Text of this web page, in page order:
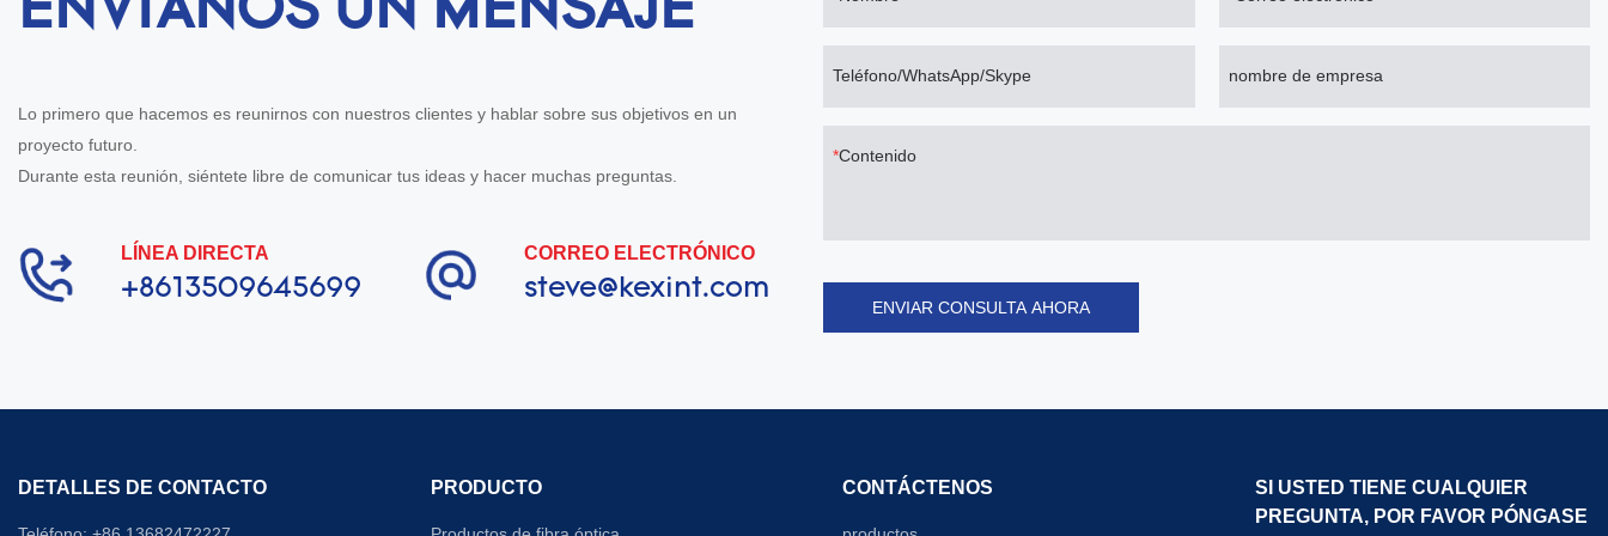
ENVÍANOS UN MENSAJE
Lo primero que hacemos es reunirnos con nuestros clientes y hablar sobre sus objetivos en un
proyecto futuro.
Durante esta reunión, siéntete libre de comunicar tus ideas y hacer muchas preguntas.
LÍNEA DIRECTA
+8613509645699
CORREO ELECTRÓNICO
steve@kexint.com
Teléfono/WhatsApp/Skype nombre de empresa
Contenido
ENVIAR CONSULTA AHORA
DETALLES DE CONTACTO PRODUCTO CONTÁCTENOS
SI USTED TIENE CUALQUIER
PREGUNTA, POR FAVOR PÓNGASE